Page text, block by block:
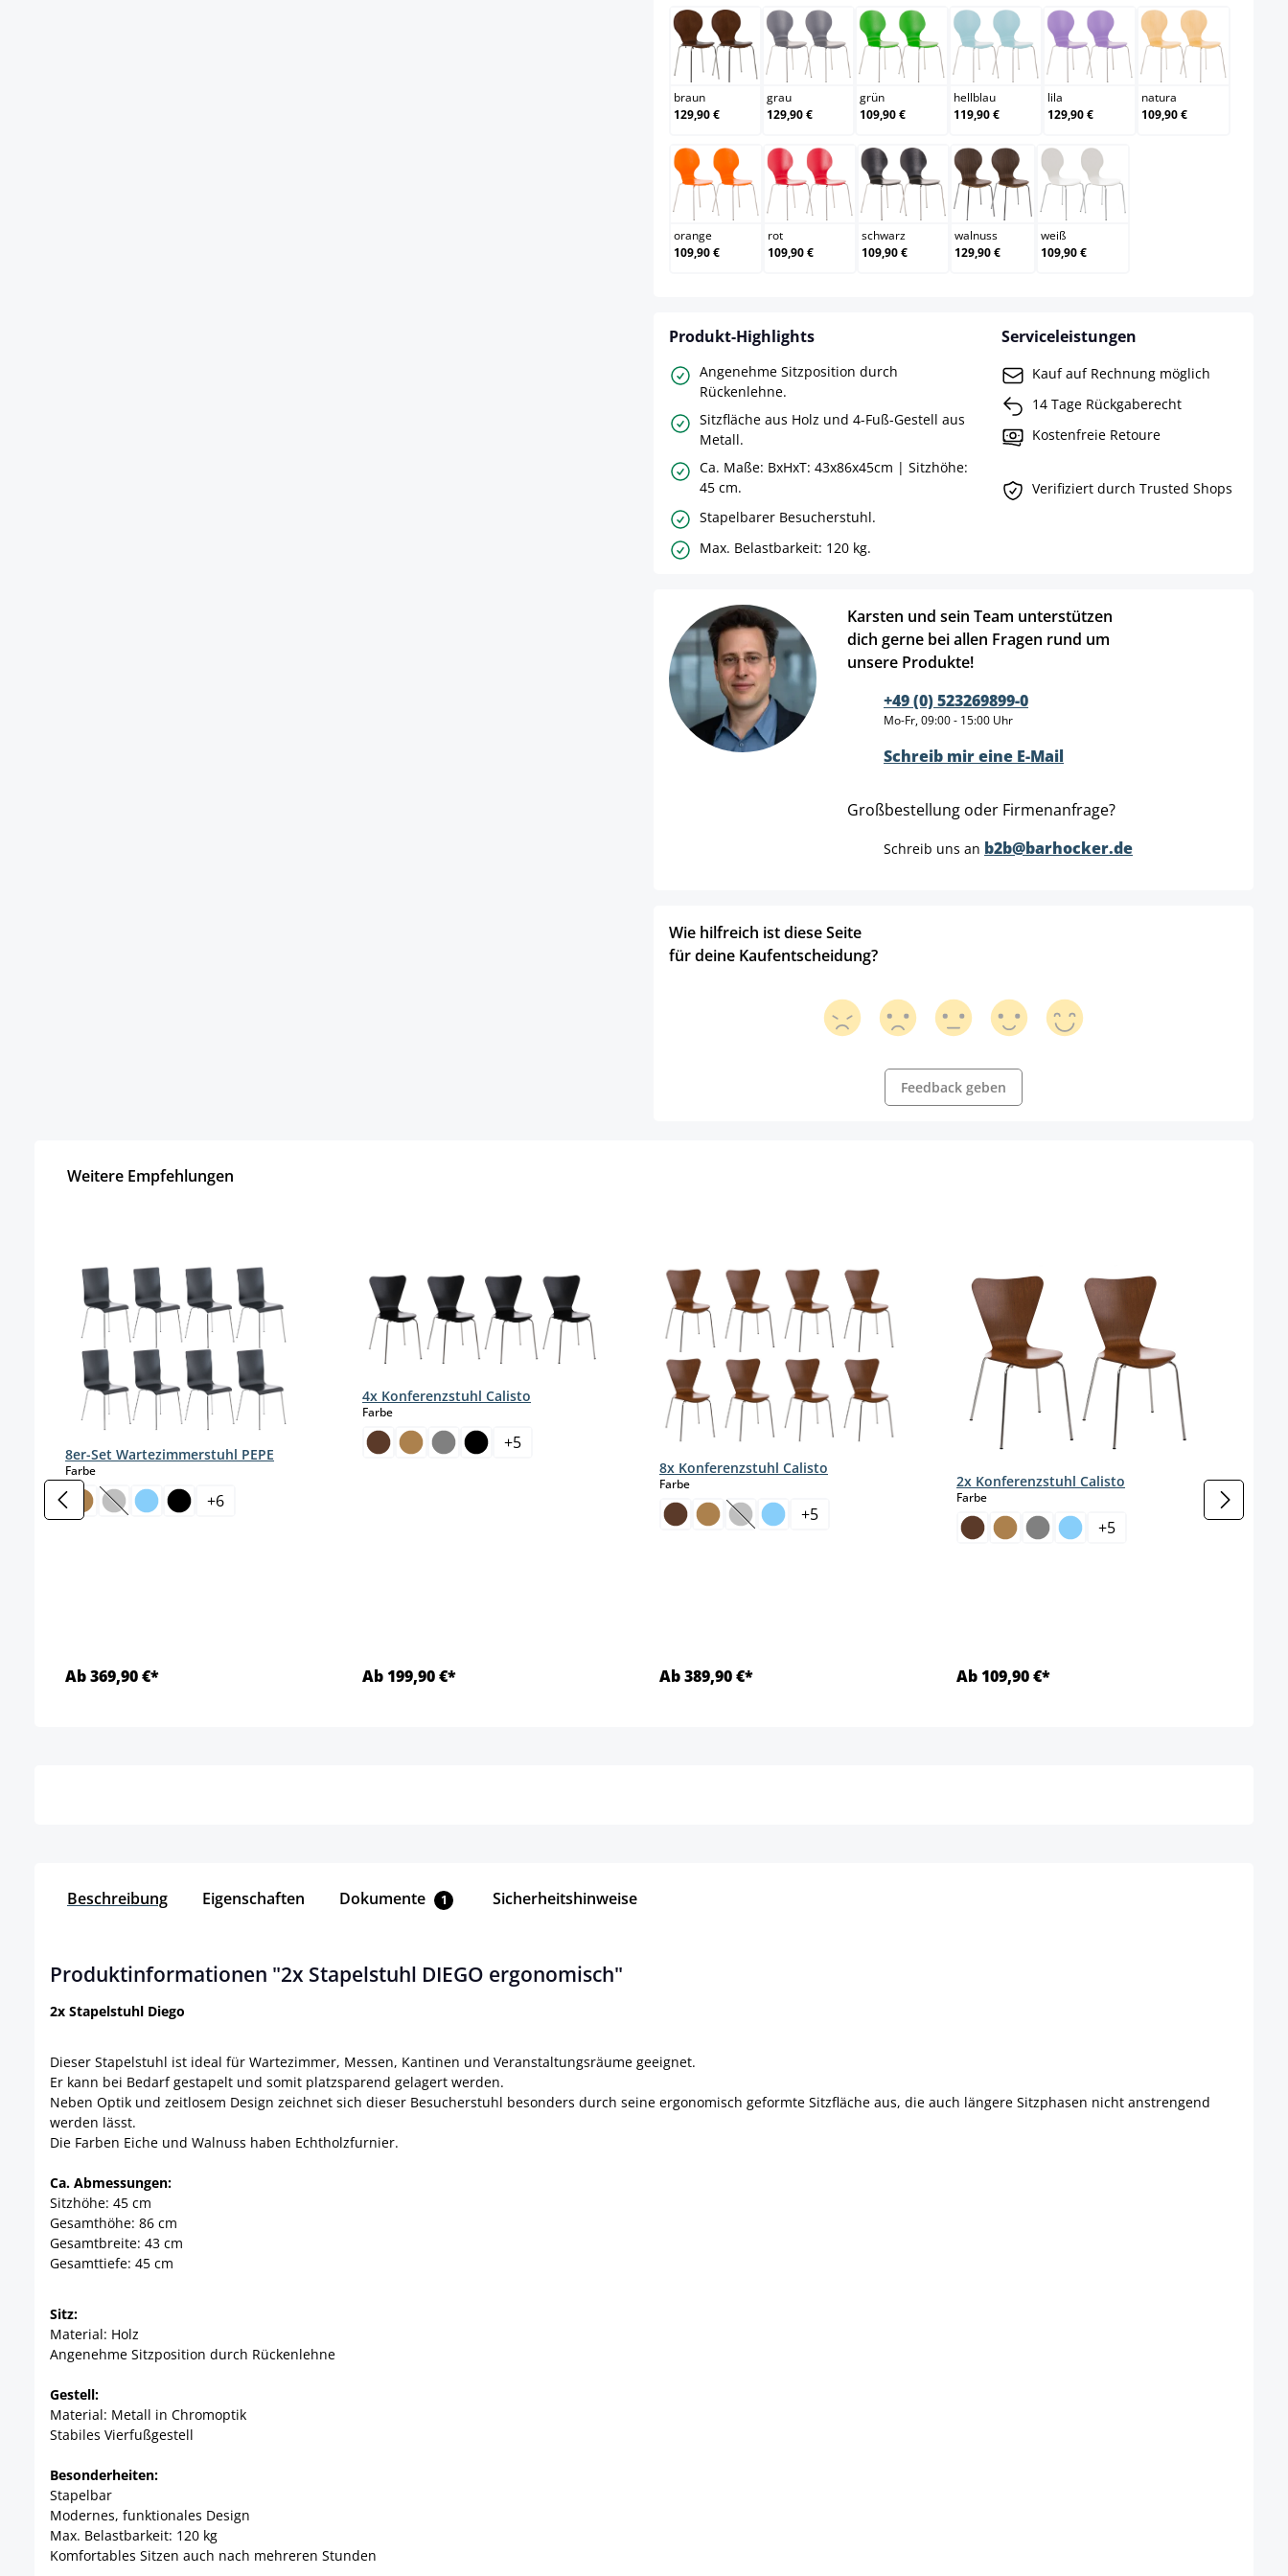
braun
braun
129,90 €
grau
grau
129,90 €
grün
grün
109,90 €
hellblau
hellblau
119,90 €
lila
lila
129,90 €
natura
natura
109,90 €
orange
orange
109,90 €
rot
rot
109,90 €
schwarz
schwarz
109,90 €
walnuss
walnuss
129,90 €
weiß
weiß
109,90 €
Produkt-Highlights
Angenehme Sitzposition durch
Rückenlehne.
Sitzfläche aus Holz und 4-Fuß-Gestell aus
Metall.
Ca. Maße: BxHxT: 43x86x45cm | Sitzhöhe:
45 cm.
Stapelbarer Besucherstuhl.
Max. Belastbarkeit: 120 kg.
Serviceleistungen
Kauf auf Rechnung möglich
14 Tage Rückgaberecht
Kostenfreie Retoure
Verifiziert durch Trusted Shops
Karsten und sein Team unterstützen
dich gerne bei allen Fragen rund um
unsere Produkte!
+49 (0) 523269899-0
Mo-Fr, 09:00 - 15:00 Uhr
Schreib mir eine E-Mail
Großbestellung oder Firmenanfrage?
Schreib uns an b2b@barhocker.de
Wie hilfreich ist diese Seite
für deine Kaufentscheidung?
Feedback geben
Weitere Empfehlungen
8er-Set Wartezimmerstuhl PEPE
Farbeauswählen
(Diese Option ist zurzeit nicht verfügbar.)
+6
Ab 369,90 €*
4x Konferenzstuhl Calisto
Farbeauswählen
+5
Ab 199,90 €*
8x Konferenzstuhl Calisto
Farbeauswählen
(Diese Option ist zurzeit nicht verfügbar.)
+5
Ab 389,90 €*
2x Konferenzstuhl Calisto
Farbeauswählen
+5
Ab 109,90 €*
Beschreibung Eigenschaften Dokumente 1 Sicherheitshinweise
Produktinformationen "2x Stapelstuhl DIEGO ergonomisch"
2x Stapelstuhl Diego
Dieser Stapelstuhl ist ideal für Wartezimmer, Messen, Kantinen und Veranstaltungsräume geeignet.
Er kann bei Bedarf gestapelt und somit platzsparend gelagert werden.
Neben Optik und zeitlosem Design zeichnet sich dieser Besucherstuhl besonders durch seine ergonomisch geformte Sitzfläche aus, die auch längere Sitzphasen nicht anstrengend
werden lässt.
Die Farben Eiche und Walnuss haben Echtholzfurnier.
Ca. Abmessungen:
Sitzhöhe: 45 cm
Gesamthöhe: 86 cm
Gesamtbreite: 43 cm
Gesamttiefe: 45 cm
Sitz:
Material: Holz
Angenehme Sitzposition durch Rückenlehne
Gestell:
Material: Metall in Chromoptik
Stabiles Vierfußgestell
Besonderheiten:
Stapelbar
Modernes, funktionales Design
Max. Belastbarkeit: 120 kg
Komfortables Sitzen auch nach mehreren Stunden